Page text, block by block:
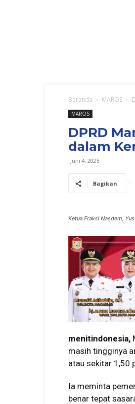
Beranda MAROS
MAROS
DPRD
dalam
Juni 4, 2026
Bagikan
Ketua Fraksi Nasdem,
menitindonesia,
masih tingginya
atau sekitar 1,50
Ia meminta
benar tepat